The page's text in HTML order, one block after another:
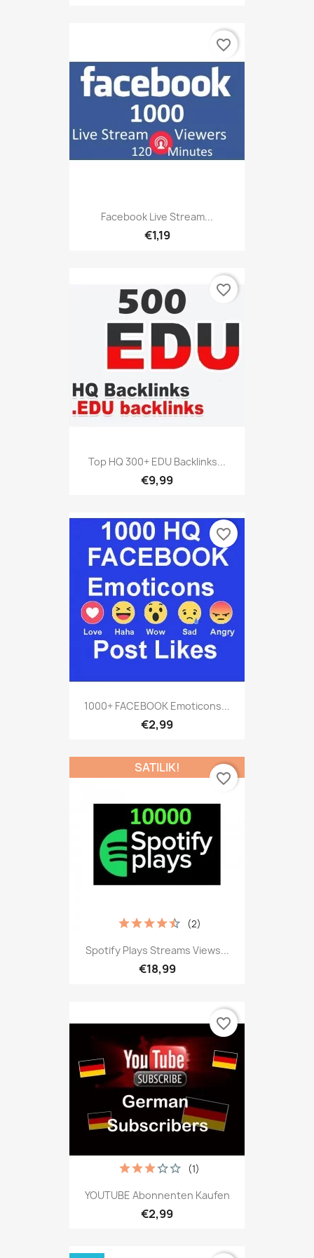
Facebook Live Stream...
€1,19
favorite_border
Top HQ 300+ EDU Backlinks...
€9,99
favorite_border
1000+ FACEBOOK Emoticons...
€2,99
favorite_border
Spotify Plays Streams Views...
€18,99
(2)
SATILIK!
favorite_border
YOUTUBE Abonnenten Kaufen
€2,99
(1)
favorite_border